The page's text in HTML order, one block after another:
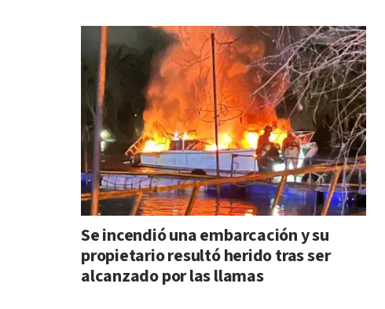
Se incendió una embarcación y su
propietario resultó herido tras ser
alcanzado por las llamas